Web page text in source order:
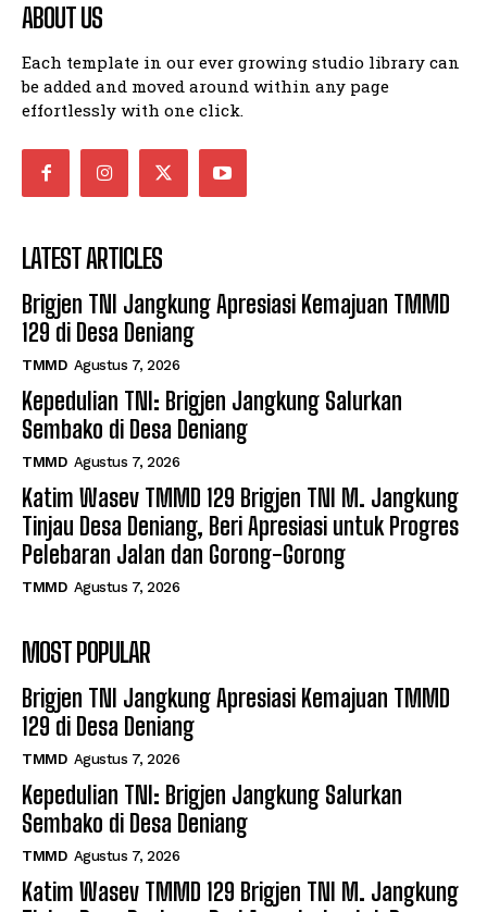
ABOUT US
Each template in our ever growing studio library can
be added and moved around within any page
effortlessly with one click.
LATEST ARTICLES
Brigjen TNI Jangkung Apresiasi Kemajuan TMMD
129 di Desa Deniang
TMMD Agustus 7, 2026
Kepedulian TNI: Brigjen Jangkung Salurkan
Sembako di Desa Deniang
TMMD Agustus 7, 2026
Katim Wasev TMMD 129 Brigjen TNI M. Jangkung
Tinjau Desa Deniang, Beri Apresiasi untuk Progres
Pelebaran Jalan dan Gorong-Gorong
TMMD Agustus 7, 2026
MOST POPULAR
Brigjen TNI Jangkung Apresiasi Kemajuan TMMD
129 di Desa Deniang
TMMD Agustus 7, 2026
Kepedulian TNI: Brigjen Jangkung Salurkan
Sembako di Desa Deniang
TMMD Agustus 7, 2026
Katim Wasev TMMD 129 Brigjen TNI M. Jangkung